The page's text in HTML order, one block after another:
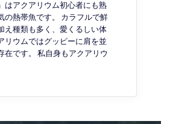
はアクアリウム初心者にも熟
の熱帯魚です。 カラフルで鮮
え種類も多く、愛くるしい体
リウムではグッピーに肩を並
在です。 私自身もアクアリウ